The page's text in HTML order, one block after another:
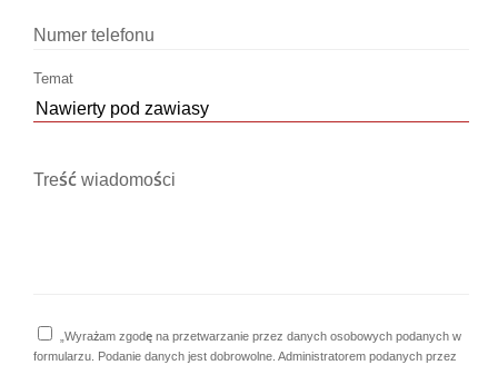
Numer telefonu
Temat
Treść wiadomości
„Wyrażam zgodę na przetwarzanie przez danych osobowych podanych w
formularzu. Podanie danych jest dobrowolne. Administratorem podanych przez